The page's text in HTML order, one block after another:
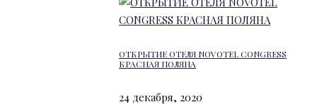
ОТКРЫТИЕ ОТЕЛЯ NOVOTEL CONGRESS
КРАСНАЯ ПОЛЯНА
24 декабря, 2020